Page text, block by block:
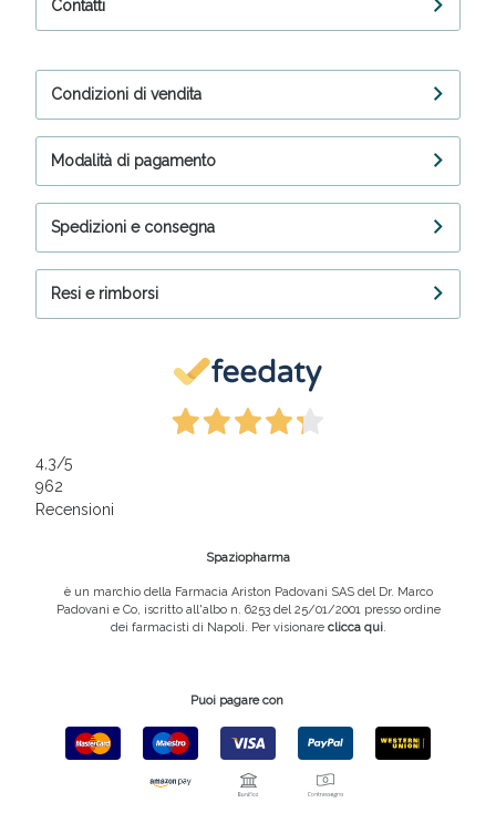
Contatti
Condizioni di vendita
Modalità di pagamento
Spedizioni e consegna
Resi e rimborsi
4,3/5
962
Recensioni
Spaziopharma
è un marchio della Farmacia Ariston Padovani SAS del Dr. Marco
Padovani e Co, iscritto all'albo n. 6253 del 25/01/2001 presso ordine
dei farmacisti di Napoli. Per visionare clicca qui.
Puoi pagare con